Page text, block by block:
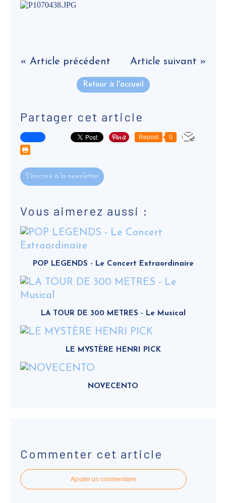
« Article précédent Article suivant »
Retour à l'accueil
Partager cet article
Repost 0
S'inscrire à la newsletter
Vous aimerez aussi :
POP LEGENDS - Le Concert Extraordinaire
LA TOUR DE 300 METRES - Le Musical
LE MYSTÈRE HENRI PICK
NOVECENTO
Commenter cet article
Ajouter un commentaire